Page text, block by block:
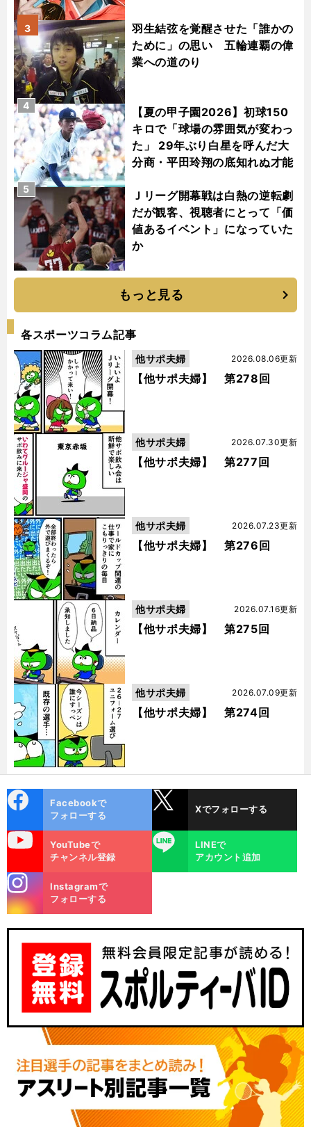
羽生結弦を覚醒させた「誰かの
ために」の思い 五輪連覇の偉
業への道のり
3
【夏の甲子園2026】初球150
キロで「球場の雰囲気が変わっ
た」 29年ぶり白星を呼んだ大
分商・平田玲翔の底知れぬ才能
4
Ｊリーグ開幕戦は白熱の逆転劇
だが観客、視聴者にとって「価
値あるイベント」になっていた
か
5
もっと見る
各スポーツコラム記事
【他サポ夫婦】 第278回
2026.08.06更新
他サポ夫婦
【他サポ夫婦】 第277回
2026.07.30更新
他サポ夫婦
【他サポ夫婦】 第276回
2026.07.23更新
他サポ夫婦
【他サポ夫婦】 第275回
2026.07.16更新
他サポ夫婦
【他サポ夫婦】 第274回
2026.07.09更新
他サポ夫婦
ok
Facebookで
フォローする
Xでフォローする
YouTubeで
チャンネル登録
LINE
LINEで
アカウント追加
m
Instagramで
フォローする